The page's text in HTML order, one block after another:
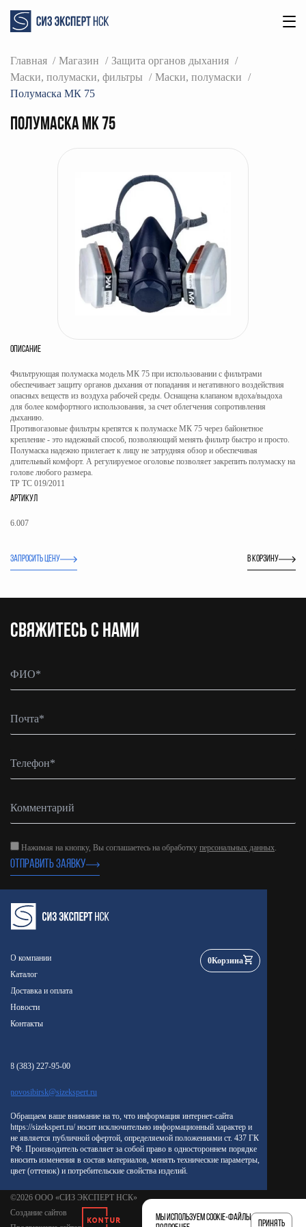
Главная Магазин
Защита органов дыхания
Маски, полумаски, фильтры
Маски, полумаски
Полумаска МК 75
Полумаска МК 75
ОПИСАНИЕ
Фильтрующая полумаска модель МК 75 при использовании с фильтрами
обеспечивает защиту органов дыхания от попадания и негативного воздействия
опасных веществ из воздуха рабочей среды. Оснащена клапаном вдоха/выдоха
для более комфортного использования, за счет облегчения сопротивления
дыханию.
Противогазовые фильтры крепятся к полумаске МК 75 через байонетное
крепление - это надежный способ, позволяющий менять фильтр быстро и просто.
Полумаска надежно прилегает к лицу не затрудняя обзор и обеспечивая
длительный комфорт. А регулируемое оголовье позволяет закрепить полумаску на
голове любого размера.
ТР ТС 019/2011
АРТИКУЛ
6.007
ЗАПРОСИТЬ ЦЕНУ В корзину
CВЯЖИТЕСЬ С НАМИ
ОТПРАВИТЬ ЗАЯВКУ
Нажимая на кнопку, Вы соглашаетесь на обработку персональных данных.
О компании
Каталог
Доставка и оплата
Новости
Контакты
0Корзина
8 (383) 227-95-00
novosibirsk@sizekspert.ru
Обращаем ваше внимание на то, что информация интернет-сайта
https://sizekspert.ru/ носит исключительно информационный характер и
не является публичной офертой, определяемой положениями ст. 437 ГК
РФ. Производитель оставляет за собой право в одностороннем порядке
вносить изменения в состав материалов, менять технические параметры,
цвет (оттенок) и потребительские свойства изделий.
©2026 ООО «СИЗ ЭКСПЕРТ НСК»
Создание сайтов
Мы используем cookie-файлы
Принять